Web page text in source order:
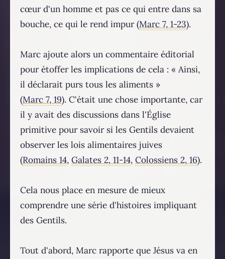
cœur d'un homme et pas ce qui entre dans sa
bouche, ce qui le rend impur (Marc 7, 1-23).
Marc ajoute alors un commentaire éditorial
pour étoffer les implications de cela : « Ainsi,
il déclarait purs tous les aliments »
(Marc 7, 19). C'était une chose importante, car
il y avait des discussions dans l'Église
primitive pour savoir si les Gentils devaient
observer les lois alimentaires juives
(Romains 14, Galates 2, 11-14, Colossiens 2, 16).
Cela nous place en mesure de mieux
comprendre une série d'histoires impliquant
des Gentils.
Tout d'abord, Marc rapporte que Jésus va en